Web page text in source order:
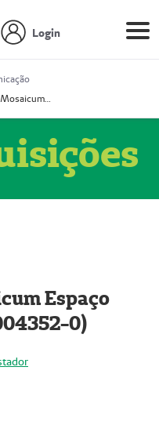
Login
Prestador Mosaicum Espaço Clínico Ltda (51004352-0)
Espaço
0)